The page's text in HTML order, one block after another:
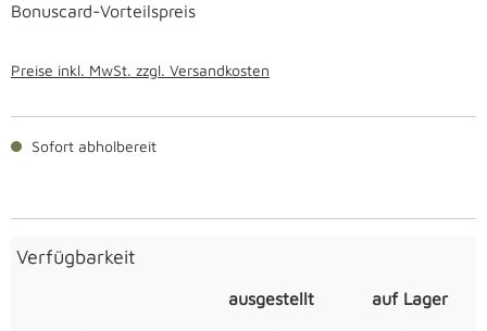
Bonuscard-Vorteilspreis
Preise inkl. MwSt. zzgl. Versandkosten
Sofort abholbereit
Verfügbarkeit
ausgestellt auf Lager